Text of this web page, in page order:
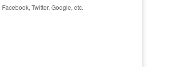
Twitter, Google, etc.